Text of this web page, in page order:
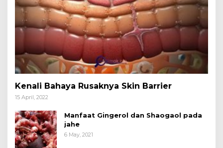
Kenali Bahaya Rusaknya Skin Barrier
15 April, 2022
Manfaat Gingerol dan Shaogaol pada
jahe
6 May, 2021